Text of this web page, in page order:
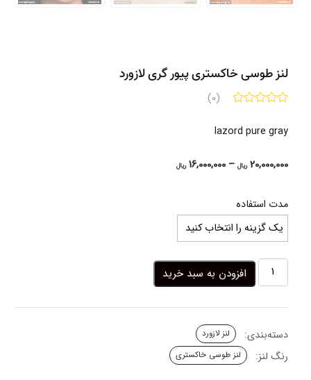
لنز طوسی خاکستری پیور گری لازورد
(0)
lazord pure gray
20,000,000 ریال –
16,000,000 ریالPrice
مدت استفاده
لنز
طوسی
پیور
لازورد
عدد
افزودن به سبد خرید
دسته‌بندی: لنز لازورد
رنگ لنز: لنز طوسی خاکستری